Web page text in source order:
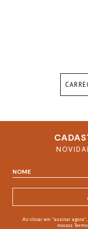
Ao clicar em "assinar
nossos